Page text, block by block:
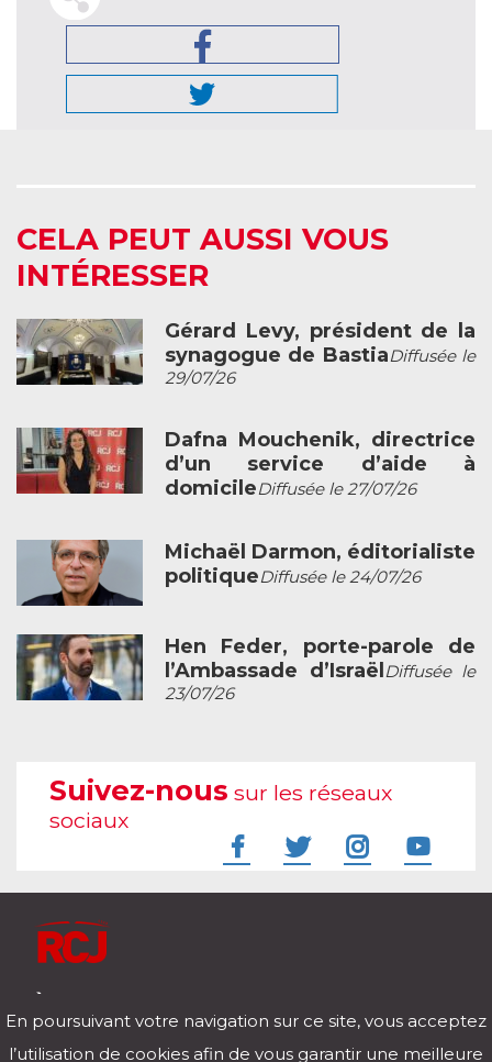
CELA PEUT AUSSI VOUS
INTÉRESSER
Gérard Levy, président de la
synagogue de BastiaDiffusée le
29/07/26
Dafna Mouchenik, directrice
d’un service d’aide à
domicileDiffusée le 27/07/26
Michaël Darmon, éditorialiste
politiqueDiffusée le 24/07/26
Hen Feder, porte-parole de
l’Ambassade d’Israël Diffusée le
23/07/26
Suivez-nous sur les réseaux
sociaux
Télécharger notre application pour iOs et Android
En poursuivant votre navigation sur ce site, vous acceptez
l’utilisation de cookies afin de vous garantir une meilleure